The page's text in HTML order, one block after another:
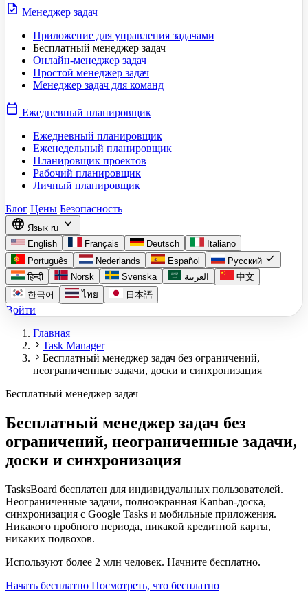
task Менеджер задач
Приложение для управления задачами
Бесплатный менеджер задач
Онлайн-менеджер задач
Простой менеджер задач
Менеджер задач для команд
calendar_today Ежедневный планировщик
Ежедневный планировщик
Еженедельный планировщик
Планировщик проектов
Рабочий планировщик
Личный планировщик
Блог Цены Безопасность
language Язык ru expand_more
English Français Deutsch
Italiano
Português
Nederlands Español Русский check
हिन्दी Norsk Svenska العربية
中文
한국어
ไทย 日本語
Войти
Главная
chevron_right Task Manager
chevron_right Бесплатный менеджер задач без ограничений,
неограниченные задачи, доски и синхронизация
Бесплатный менеджер задач
Бесплатный менеджер задач без
ограничений, неограниченные задачи,
доски и синхронизация
TasksBoard бесплатен для индивидуальных пользователей.
Неограниченные задачи, полноэкранная Kanban-доска,
синхронизация с Google Tasks и мобильные приложения.
Никакого пробного периода, никакой кредитной карты,
никаких подвохов.
Используют более 2 млн человек. Начните бесплатно.
Начать бесплатно Посмотреть, что бесплатно